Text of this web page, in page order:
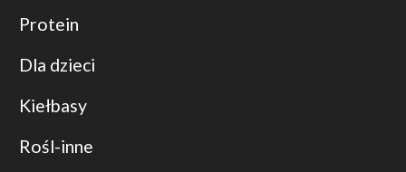
Protein
Dla dzieci
Kiełbasy
Rośl-inne